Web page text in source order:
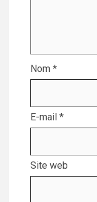
Nom *
E-mail *
Site web